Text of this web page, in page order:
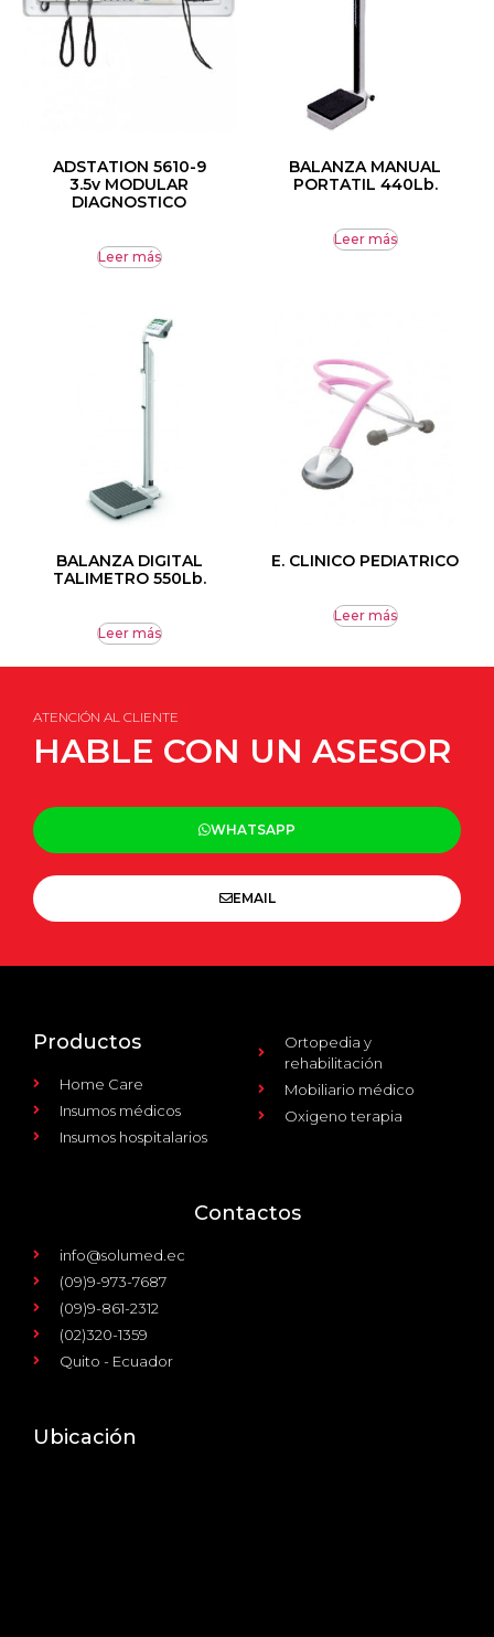
ADSTATION 5610-9
3.5v MODULAR
DIAGNOSTICO
Leer más
BALANZA MANUAL
PORTATIL 440Lb.
Leer más
BALANZA DIGITAL
TALIMETRO 550Lb.
Leer más
E. CLINICO PEDIATRICO
Leer más
ATENCIÓN AL CLIENTE
HABLE CON UN ASESOR
WHATSAPP
EMAIL
Productos
Home Care
Insumos médicos
Insumos hospitalarios
Ortopedia y
rehabilitación
Mobiliario médico
Oxigeno terapia
Contactos
info@solumed.ec
(09)9-973-7687
(09)9-861-2312
(02)320-1359
Quito - Ecuador
Ubicación